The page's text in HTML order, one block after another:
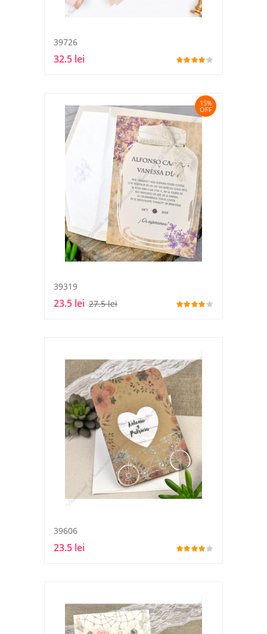
39726
32.5 lei
15%
OFF
39319
23.5 lei 27.5 lei
39606
23.5 lei